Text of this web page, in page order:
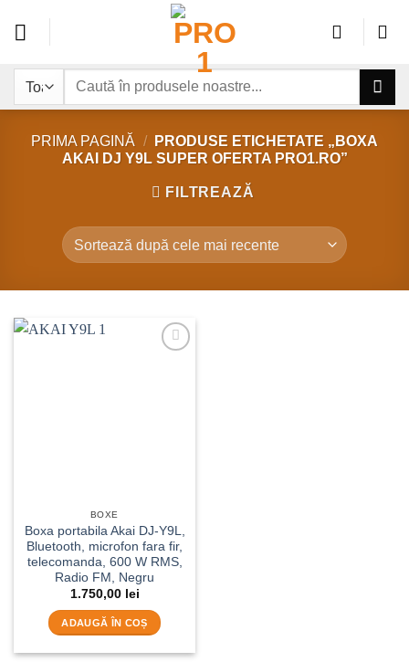
Caută
PRIMA PAGINĂ /
PRODUSE ETICHETATE „BOXA
AKAI DJ Y9L SUPER OFERTA PRO1.RO”
FILTREAZĂ
BOXE
Boxa portabila Akai DJ-Y9L,
Bluetooth, microfon fara fir,
telecomanda, 600 W RMS,
Radio FM, Negru
1.750,00 lei
ADAUGĂ ÎN COȘ